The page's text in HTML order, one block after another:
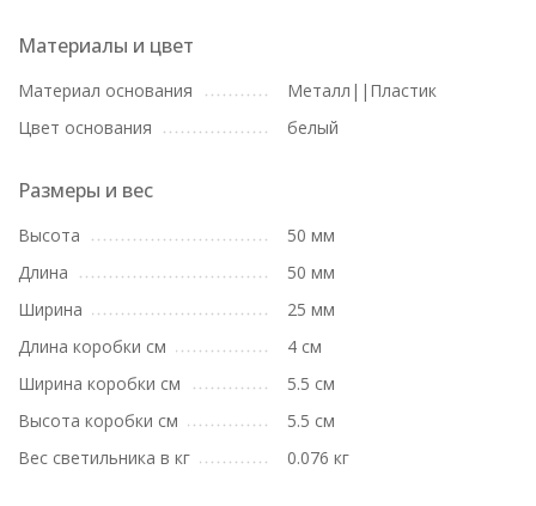
Материалы и цвет
Материал основания
Металл||Пластик
Цвет основания
белый
Размеры и вес
Высота
50 мм
Длина
50 мм
Ширина
25 мм
Длина коробки см
4 см
Ширина коробки см
5.5 см
Высота коробки см
5.5 см
Вес светильника в кг
0.076 кг